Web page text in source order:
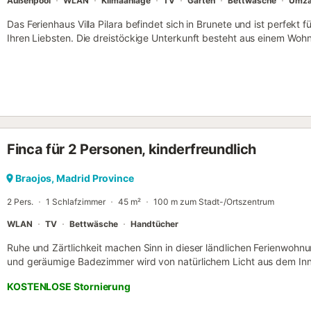
Das Ferienhaus Villa Pilara befindet sich in Brunete und ist perfekt
Ihren Liebsten. Die dreistöckige Unterkunft besteht aus einem
Wi-Fi, ein TV, eine Klimaanlage, eine Waschmaschine sowie
Außendusche. Öffentliche Verkehrsmittel sind zu Fuß erreichbar
ein bequemes Selbst-Check-in-System....
Finca für 2 Personen, kinderfreundlich
Braojos, Madrid Province
2 Pers. 1 Schlafzimmer 45 m² 100 m zum Stadt-/Ortszentrum
WLAN TV Bettwäsche Handtücher
Ruhe und Zärtlichkeit machen Sinn in dieser ländlichen
und geräumige Badezimmer wird von natürlichem Licht aus dem
Sauberkeit, Ruhe, Reinheit und Unschuld, positive Konnotationen.
und vermittelt Ruhe, Entspannung, Natur und Frische, um sich
KOSTENLOSE Stornierung